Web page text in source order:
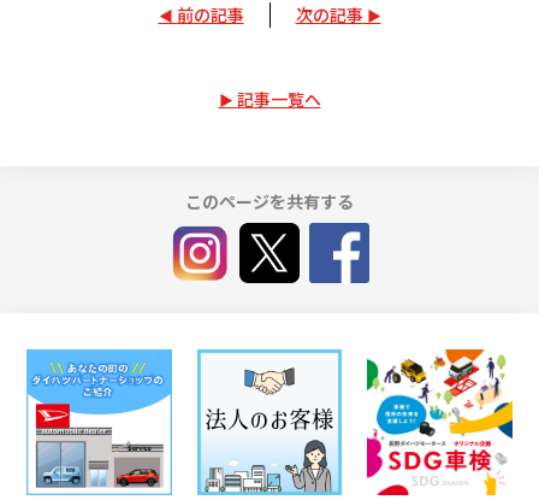
前の記事 次の記事
記事一覧へ
このページを共有する